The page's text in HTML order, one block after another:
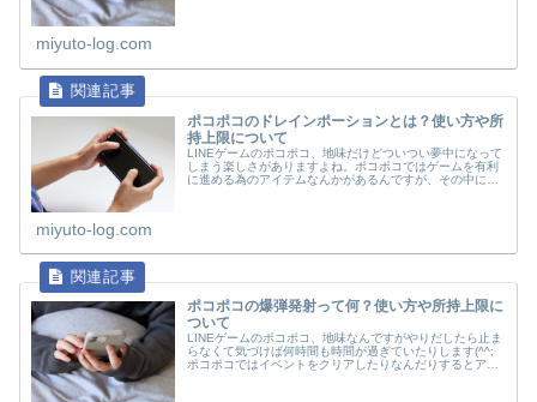
miyuto-log.com
ポコポコのドレインポーションとは？使い方や所
持上限について
LINEゲームのポコポコ、地味だけどついつい夢中になって
しまう楽しさがありますよね。ポコポコではゲームを有利
に進める為のアイテムなんかがあるんですが、その中にド
miyuto-log.com
ポコポコの爆弾発射って何？使い方や所持上限に
ついて
LINEゲームのポコポコ、地味なんですがやりだしたら止ま
らなくて気づけば何時間も時間が過ぎていたりします(^^;
ポコポコではイベントをクリアしたりなんだりするとアイ